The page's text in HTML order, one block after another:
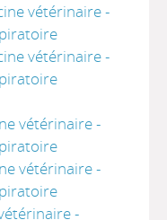
vétérinaire -
vétérinaire -
vétérinaire -
vétérinaire -
-